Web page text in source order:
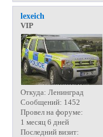
lexeich
VIP
Откуда: Ленинград
Сообщений: 1452
Провел на форуме:
1 месяц 6 дней
Последний визит: